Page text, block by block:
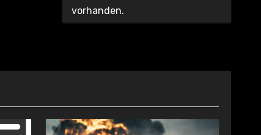
vorhanden.